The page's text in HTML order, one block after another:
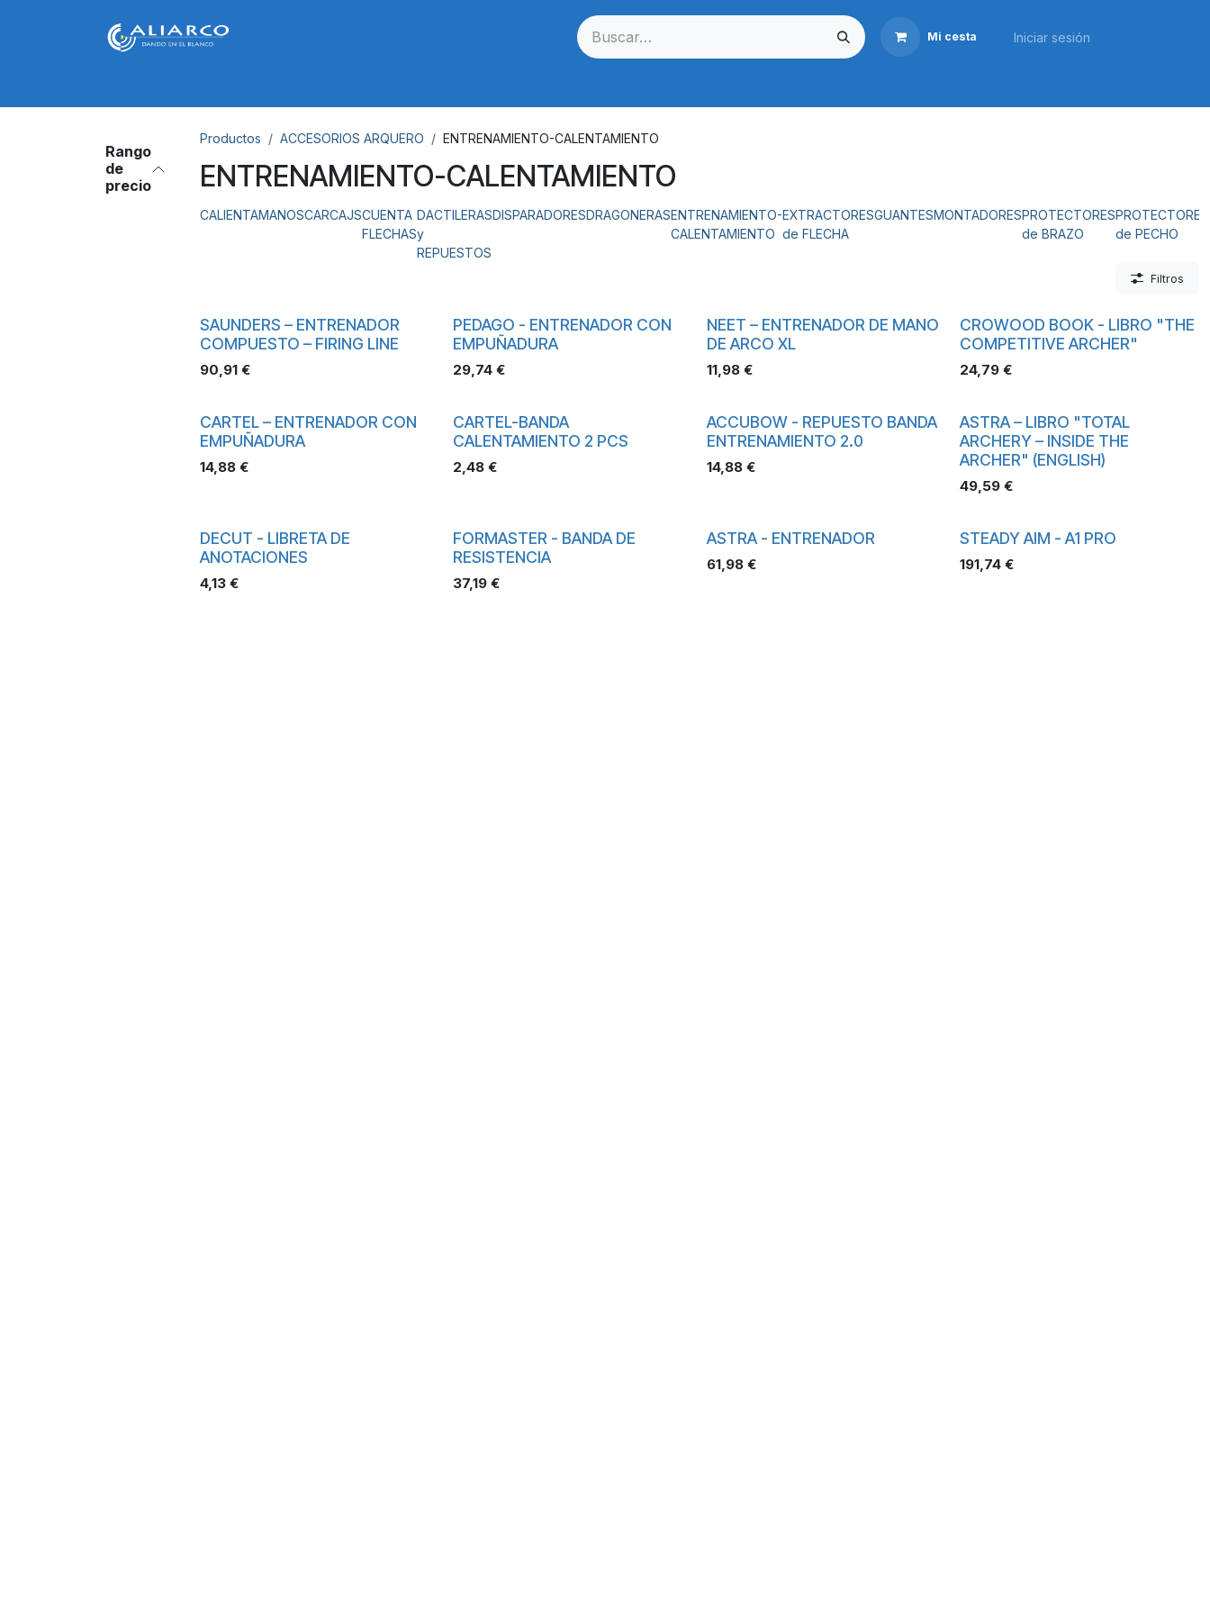
Mi cesta Iniciar sesión
Rango
de
precio
Productos ACCESORIOS ARQUERO ENTRENAMIENTO-CALENTAMIENTO
ENTRENAMIENTO-CALENTAMIENTO
CALIENTAMANOSCARCAJSCUENTA
FLECHAS
DACTILERAS
y
REPUESTOS
DISPARADORESDRAGONERASENTRENAMIENTO-
CALENTAMIENTO
EXTRACTORES
de FLECHA
GUANTESMONTADORESPROTECTORES
de BRAZO
PROTECTORES
de PECHO
Filtros
SAUNDERS – ENTRENADOR
COMPUESTO – FIRING LINE
90,91 €
PEDAGO - ENTRENADOR CON
EMPUÑADURA
29,74 €
NEET – ENTRENADOR DE MANO
DE ARCO XL
11,98€
CROWOOD BOOK - LIBRO "THE
COMPETITIVE ARCHER"
24,79 €
CARTEL – ENTRENADOR CON
EMPUÑADURA
14,88 €
CARTEL-BANDA
CALENTAMIENTO 2 PCS
2,48 €
ACCUBOW - REPUESTO BANDA
ENTRENAMIENTO 2.0
14,88€
ASTRA – LIBRO "TOTAL
ARCHERY – INSIDE THE
ARCHER" (ENGLISH)
49,59 €
DECUT - LIBRETA DE
ANOTACIONES
4,13 €
FORMASTER - BANDA DE
RESISTENCIA
37,19 €
ASTRA - ENTRENADOR
61,98€
STEADY AIM - A1 PRO
191,74 €